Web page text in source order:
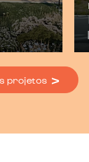
projetos